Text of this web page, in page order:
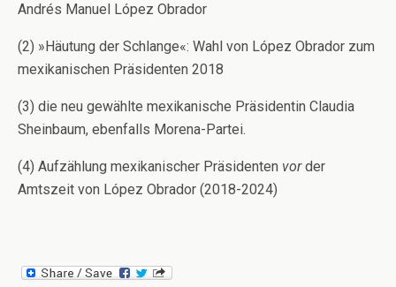
Andrés Manuel López Obrador
(2) »Häutung der Schlange«: Wahl von López Obrador zum
mexikanischen Präsidenten 2018
(3) die neu gewählte mexikanische Präsidentin Claudia
Sheinbaum, ebenfalls Morena-Partei.
(4) Aufzählung mexikanischer Präsidenten vorder
Amtszeit von López Obrador (2018-2024)